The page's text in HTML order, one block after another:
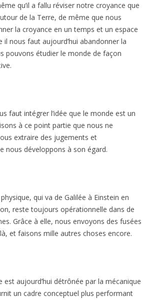
qu’il a fallu réviser notre croyance que
de la Terre, de même que nous
la croyance en un temps et un espace
il nous faut aujourd’hui abandonner la
pouvons étudier le monde de façon
faut intégrer l’idée que le monde est un
à ce point partie que nous ne
extraire des jugements et
nous développons à son égard.
qui va de Galilée à Einstein en
reste toujours opérationnelle dans de
Grâce à elle, nous envoyons des fusées
et faisons mille autres choses encore.
est aujourd’hui détrônée par la mécanique
un cadre conceptuel plus performant